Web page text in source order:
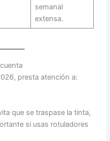
semanal
extensa.
presta atención a:
que se traspase la tinta,
si usas rotuladores